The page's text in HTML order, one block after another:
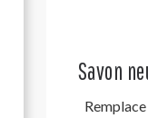
Savon